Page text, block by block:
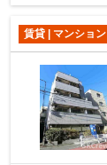
賃貸 | マンション